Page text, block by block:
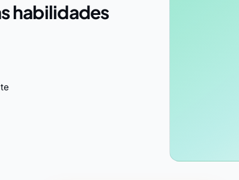
habilidades